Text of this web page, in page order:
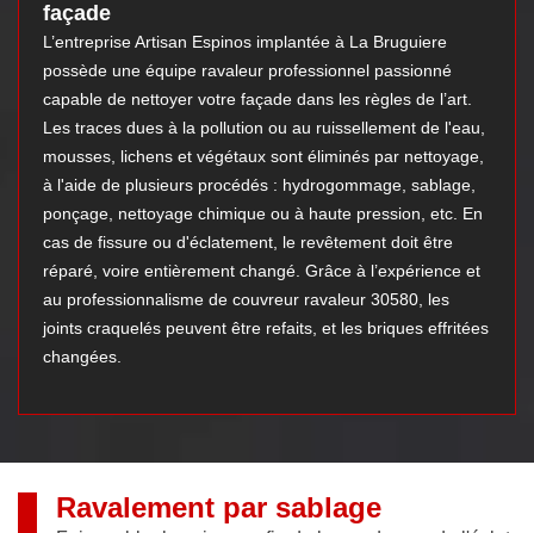
façade
L’entreprise Artisan Espinos implantée à La Bruguiere
possède une équipe ravaleur professionnel passionné
capable de nettoyer votre façade dans les règles de l’art.
Les traces dues à la pollution ou au ruissellement de l'eau,
mousses, lichens et végétaux sont éliminés par nettoyage,
à l'aide de plusieurs procédés : hydrogommage, sablage,
ponçage, nettoyage chimique ou à haute pression, etc. En
cas de fissure ou d'éclatement, le revêtement doit être
réparé, voire entièrement changé. Grâce à l’expérience et
au professionnalisme de couvreur ravaleur 30580, les
joints craquelés peuvent être refaits, et les briques effritées
changées.
Ravalement par sablage